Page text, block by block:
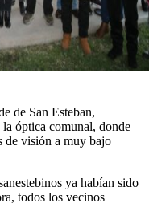
de San Esteban,
óptica comunal, donde
de visión a muy bajo
ya habían sido
todos los vecinos